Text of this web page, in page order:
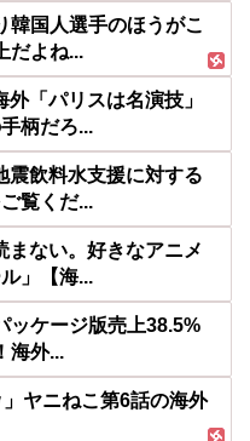
国人選手のほうがこ
だよね...
外「パリスは名演技」
柄だろ...
震飲料水支援に対する
覧くだ...
まない。好きなアニメ
」【海...
ッケージ版売上38.5%
海外...
ヤニねこ第6話の海外